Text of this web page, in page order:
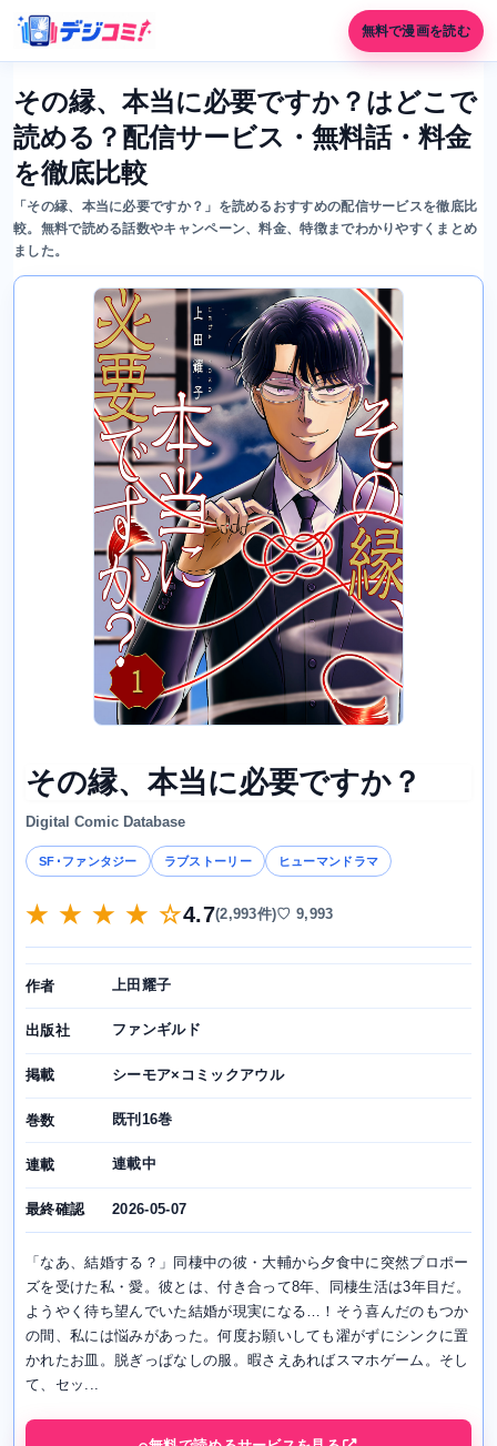
無料で漫画を読む
その縁、本当に必要ですか？はどこで
読める？配信サービス・無料話・料金
を徹底比較
「その縁、本当に必要ですか？」を読めるおすすめの配信サービスを徹底比
較。無料で読める話数やキャンペーン、料金、特徴までわかりやすくまとめ
ました。
その縁、本当に必要ですか？
Digital Comic Database
SF･ファンタジー ラブストーリー ヒューマンドラマ
★ ★ ★ ★ ☆4.7(2,993件)♡ 9,993
作者 上田耀子
出版社 ファンギルド
掲載 シーモア×コミックアウル
巻数 既刊16巻
連載 連載中
最終確認 2026-05-07
「なあ、結婚する？」同棲中の彼・大輔から夕食中に突然プロポー
ズを受けた私・愛。彼とは、付き合って8年、同棲生活は3年目だ。
ようやく待ち望んでいた結婚が現実になる…！そう喜んだのもつか
の間、私には悩みがあった。何度お願いしても濯がずにシンクに置
かれたお皿。脱ぎっぱなしの服。暇さえあればスマホゲーム。そし
て、セッ...